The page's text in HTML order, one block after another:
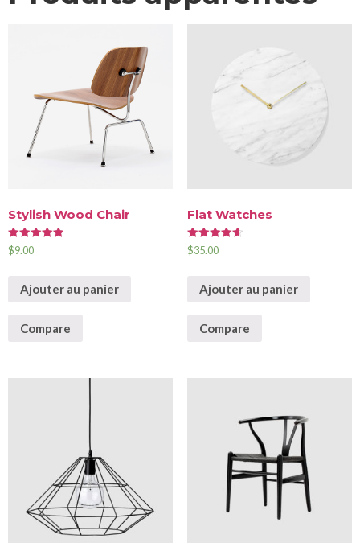
Stylish Wood Chair
Note
5.00
$9.00
Ajouter au panier
Compare
Flat Watches
Note
4.67
$35.00
Ajouter au panier
Compare